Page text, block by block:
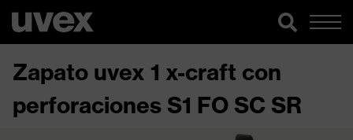
Zapato uvex 1 x-craft con
perforaciones S1 FO SC SR